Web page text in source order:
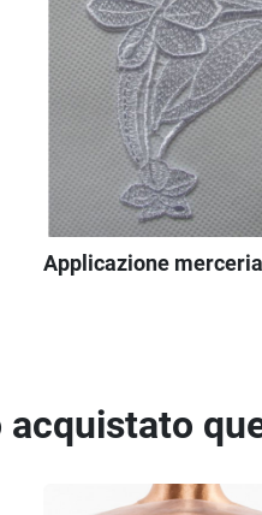
Applicazione merceria